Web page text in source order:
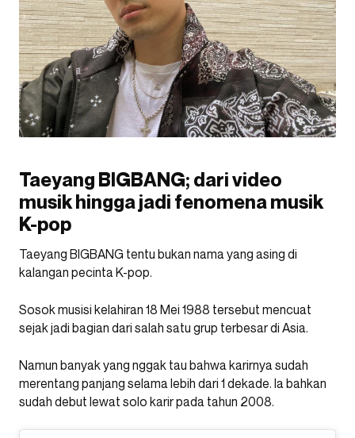
Taeyang BIGBANG; dari video
musik hingga jadi fenomena musik
K-pop
Taeyang BIGBANG tentu bukan nama yang asing di
kalangan pecinta K-pop.
Sosok musisi kelahiran 18 Mei 1988 tersebut mencuat
sejak jadi bagian dari salah satu grup terbesar di Asia.
Namun banyak yang nggak tau bahwa karirnya sudah
merentang panjang selama lebih dari 1 dekade. Ia bahkan
sudah debut lewat solo karir pada tahun 2008.